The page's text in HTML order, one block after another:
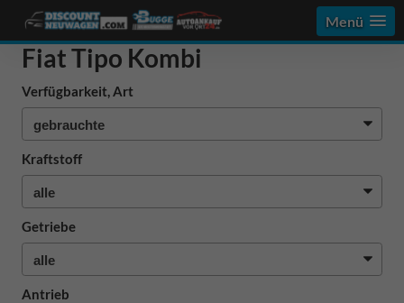
Menü
Fiat Tipo Kombi
Verfügbarkeit, Art
Kraftstoff
Getriebe
Antrieb